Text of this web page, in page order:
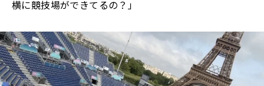
横に競技場ができてるの？」